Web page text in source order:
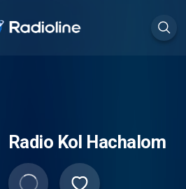
Radio Kol Hachalom